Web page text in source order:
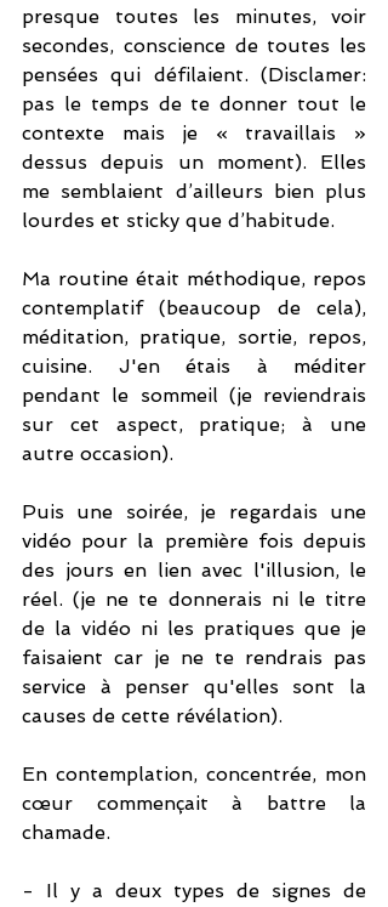
presque toutes les minutes, voir
secondes, conscience de toutes les
pensées qui défilaient. (Disclamer:
pas le temps de te donner tout le
contexte mais je « travaillais »
dessus depuis un moment). Elles
me semblaient d’ailleurs bien plus
lourdes et sticky que d’habitude.
Ma routine était méthodique, repos
contemplatif (beaucoup de cela),
méditation, pratique, sortie, repos,
cuisine. J'en étais à méditer
pendant le sommeil (je reviendrais
sur cet aspect, pratique; à une
autre occasion).
Puis une soirée, je regardais une
vidéo pour la première fois depuis
des jours en lien avec l'illusion, le
réel. (je ne te donnerais ni le titre
de la vidéo ni les pratiques que je
faisaient car je ne te rendrais pas
service à penser qu'elles sont la
causes de cette révélation).
En contemplation, concentrée, mon
cœur commençait à battre la
chamade.
- Il y a deux types de signes de